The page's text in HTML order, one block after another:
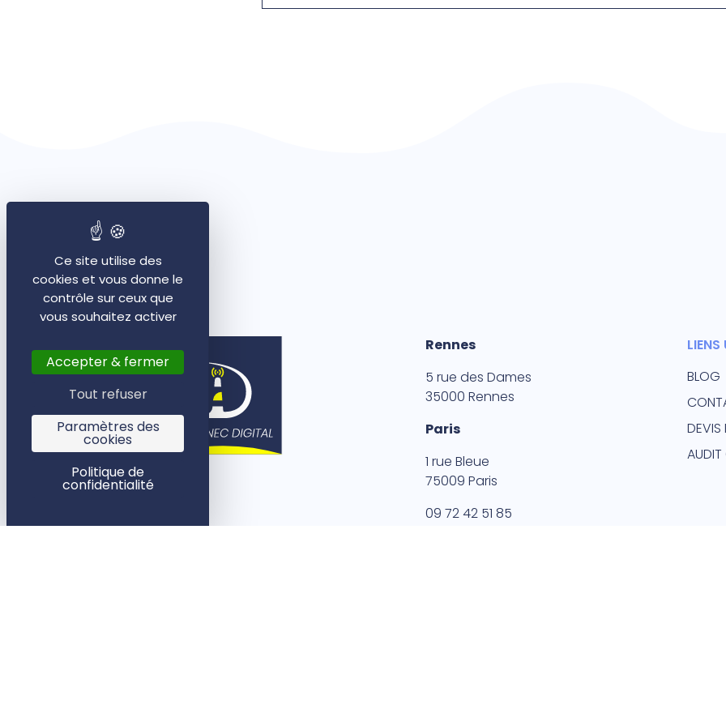
Rennes
5 rue des Dames
35000 Rennes
Paris
1 rue Bleue
75009 Paris
09 72 42 51 85
LIENS
BLOG
DEVIS
AUDIT
Ce site utilise des
cookies et vous donne le
contrôle sur ceux que
vous souhaitez activer
Accepter & fermer
Tout refuser
Paramètres des
cookies
Politique de
confidentialité